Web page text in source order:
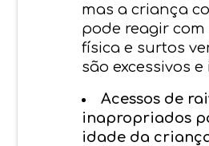
mas a criança
pode reagir com
física e surtos
são excessivos
Acessos de
inapropriados
idade da